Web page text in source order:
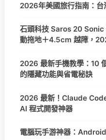
2026年美國旅行指南：
石頭科技 Saros 20 Sonic
動拖地＋4.5cm 越障，
2026 最新手機教學：10
的隱藏功能與省電秘訣
2026 最新！Claude
AI 程式開發神器
電腦玩手游神器：